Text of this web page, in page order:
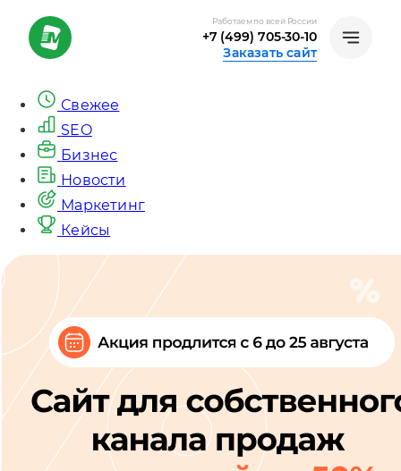
Работаем по всей России
+7 (499) 705-30-10
Заказать сайт
Свежее
SEO
Бизнес
Новости
Маркетинг
Кейсы